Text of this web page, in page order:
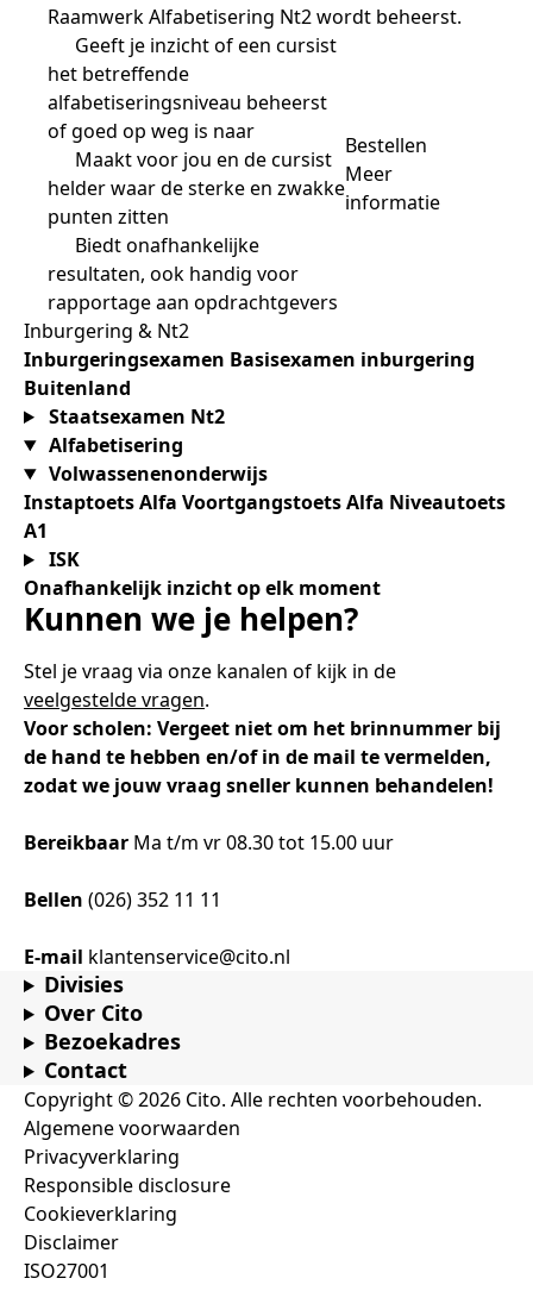
Raamwerk Alfabetisering Nt2 wordt beheerst.
Geeft je inzicht of een cursist
het betreffende
alfabetiseringsniveau beheerst
of goed op weg is naar
Maakt voor jou en de cursist
helder waar de sterke en zwakke
punten zitten
Biedt onafhankelijke
resultaten, ook handig voor
rapportage aan opdrachtgevers
Bestellen
Meer
informatie
Inburgering & Nt2
Inburgeringsexamen Basisexamen inburgering
Buitenland
Staatsexamen Nt2
Alfabetisering
Volwassenenonderwijs
Instaptoets Alfa Voortgangstoets Alfa Niveautoets
A1
ISK
Onafhankelijk inzicht op elk moment
Kunnen we je helpen?
Stel je vraag via onze kanalen of kijk in de
veelgestelde vragen.
Voor scholen: Vergeet niet om het brinnummer bij
de hand te hebben en/of in de mail te vermelden,
zodat we jouw vraag sneller kunnen behandelen!
Bereikbaar Ma t/m vr 08.30 tot 15.00 uur
Bellen (026) 352 11 11
E-mail klantenservice@cito.nl
Divisies
Over Cito
Bezoekadres
Contact
Copyright © 2026 Cito. Alle rechten voorbehouden.
Algemene voorwaarden
Privacyverklaring
Responsible disclosure
Cookieverklaring
Disclaimer
ISO27001